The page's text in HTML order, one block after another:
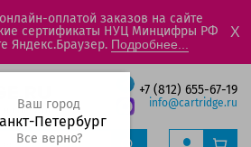
оплатой заказов на сайте
сертификаты НУЦ Минцифры РФ
Яндекс.Браузер. Подробнее...
X
+7 (812) 655-67-19
info@cartridge.ru
Ваш город
Петербург
Все верно?